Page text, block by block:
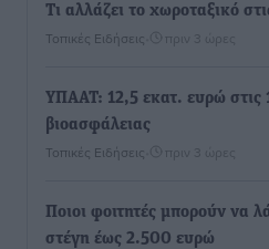
Τι αλλάζει το χωροταξικό
Τοπικές Ειδήσεις πριν 3 ώρες
ΥΠΑΑΤ: 12,5 εκατ. ευρώ στις
βιοασφάλειας
Τοπικές Ειδήσεις πριν 3 ώρες
Ποιοι φοιτητές μπορούν να
στέγη έως 2.500 ευρώ